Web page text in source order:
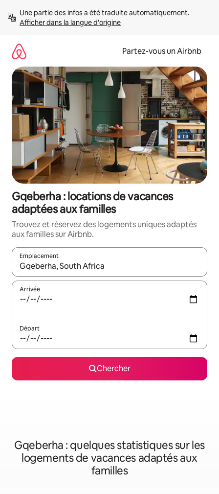
directement
Afficher dans la langue d'origine
Partez-vous un Airbnb
Gqeberha : locations de vacances
adaptées aux familles
Trouvez et réservez des logements uniques adaptés
aux familles sur Airbnb.
Emplacement
Quand les résultats sont affichés, parcourez-les en utilisant
Arrivée
Départ
Chercher
Gqeberha : quelques statistiques sur les
logements de vacances adaptés aux
familles